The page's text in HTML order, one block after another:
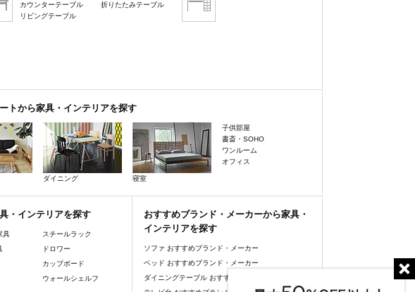
カウンターテーブル
リビングテーブル
折りたたみテーブル
トから家具・インテリアを探す
ダイニング 寝室
子供部屋
書斎・SOHO
ワンルーム
オフィス
・インテリアを探す
具
スチールラック
ドロワー
カップボード
ウォールシェルフ
おすすめブランド・メーカーから家具・
インテリアを探す
ソファ おすすめブランド・メーカー
ベッド おすすめブランド・メーカー
ダイニングテーブル おすすめブランド・メーカー